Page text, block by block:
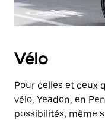
Vélo
Pour celles et ceux
vélo, Yeadon, en
possibilités, même